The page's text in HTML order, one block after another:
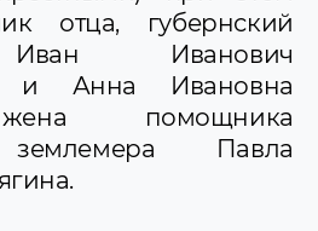
- главный
Гродненской области
- врач,
и
Генрих
лечивший
отца, губернский
Иванович
и Анна Ивановна
помощника
землемера Павла